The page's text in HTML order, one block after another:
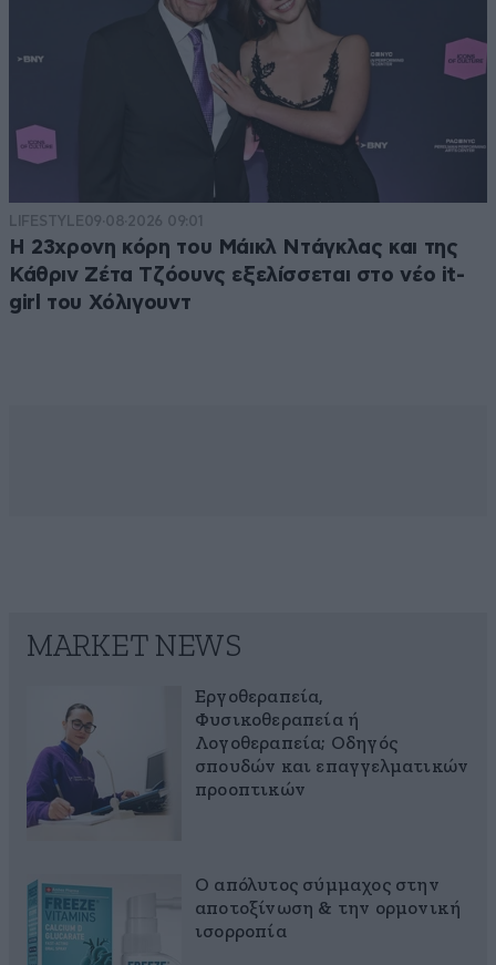
LIFESTYLE09·08·2026 09:01
Η 23χρονη κόρη τoυ Μάικλ Ντάγκλας και της
Κάθριν Ζέτα Τζόουνς εξελίσσεται στο νέο it-
girl του Χόλιγουντ
MARKET NEWS
Εργοθεραπεία,
Φυσικοθεραπεία ή
Λογοθεραπεία; Οδηγός
σπουδών και επαγγελματικών
προοπτικών
Ο απόλυτος σύμμαχος στην
αποτοξίνωση & την ορμονική
ισορροπία